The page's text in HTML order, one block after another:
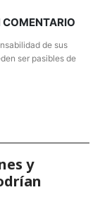
de sus
ser pasibles de
y